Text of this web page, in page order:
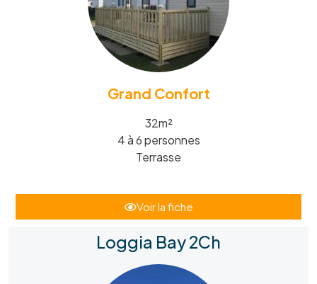
Grand Confort
32m²
4 à 6 personnes
Terrasse
Voir la fiche
Loggia Bay 2Ch